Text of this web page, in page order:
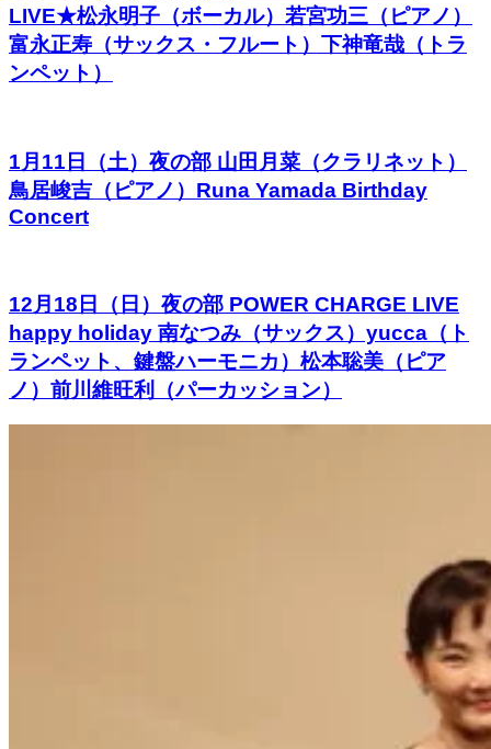
LIVE★松永明子（ボーカル）若宮功三（ピアノ）
富永正寿（サックス・フルート）下神竜哉（トラ
ンペット）
1月11日（土）夜の部 山田月菜（クラリネット）
鳥居峻吉（ピアノ）Runa Yamada Birthday
Concert
12月18日（日）夜の部 POWER CHARGE LIVE
happy holiday 南なつみ（サックス）yucca（ト
ランペット、鍵盤ハーモニカ）松本聡美（ピア
ノ）前川維旺利（パーカッション）